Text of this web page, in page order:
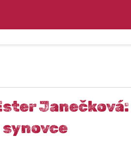
Janečková: